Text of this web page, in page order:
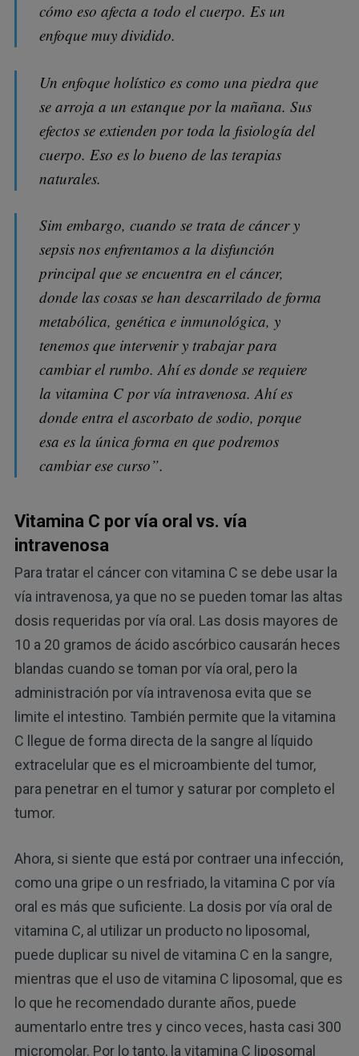
cómo eso afecta a todo el cuerpo. Es un
enfoque muy dividido.
Un enfoque holístico es como una piedra que
se arroja a un estanque por la mañana. Sus
efectos se extienden por toda la fisiología del
cuerpo. Eso es lo bueno de las terapias
naturales.
Sim embargo, cuando se trata de cáncer y
sepsis nos enfrentamos a la disfunción
principal que se encuentra en el cáncer,
donde las cosas se han descarrilado de forma
metabólica, genética e inmunológica, y
tenemos que intervenir y trabajar para
cambiar el rumbo. Ahí es donde se requiere
la vitamina C por vía intravenosa. Ahí es
donde entra el ascorbato de sodio, porque
esa es la única forma en que podremos
cambiar ese curso”.
Vitamina C por vía oral vs. vía
intravenosa
Para tratar el cáncer con vitamina C se debe usar la
vía intravenosa, ya que no se pueden tomar las altas
dosis requeridas por vía oral. Las dosis mayores de
10 a 20 gramos de ácido ascórbico causarán heces
blandas cuando se toman por vía oral, pero la
administración por vía intravenosa evita que se
limite el intestino. También permite que la vitamina
C llegue de forma directa de la sangre al líquido
extracelular que es el microambiente del tumor,
para penetrar en el tumor y saturar por completo el
tumor.
Ahora, si siente que está por contraer una infección,
como una gripe o un resfriado, la vitamina C por vía
oral es más que suficiente. La dosis por vía oral de
vitamina C, al utilizar un producto no liposomal,
puede duplicar su nivel de vitamina C en la sangre,
mientras que el uso de vitamina C liposomal, que es
lo que he recomendado durante años, puede
aumentarlo entre tres y cinco veces, hasta casi 300
micromolar. Por lo tanto, la vitamina C liposomal